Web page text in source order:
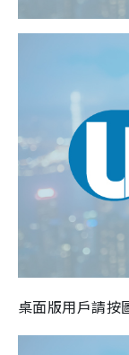
桌面版用戶請按